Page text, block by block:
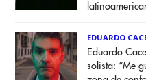
EDUARDO
Eduardo
solista: “Me